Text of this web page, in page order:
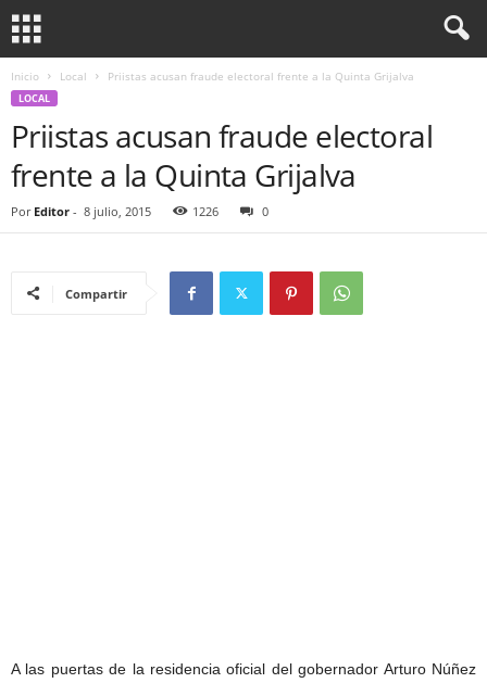
Inicio Local Priistas acusan fraude electoral frente a la Quinta Grijalva
LOCAL
Priistas acusan fraude electoral
frente a la Quinta Grijalva
Por Editor - 8 julio, 2015 1226 0
Compartir
A las puertas de la residencia oficial del gobernador Arturo Núñez